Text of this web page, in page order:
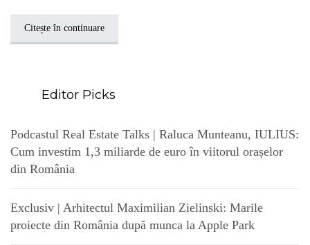
Citește în continuare
Editor Picks
Podcastul Real Estate Talks | Raluca Munteanu, IULIUS:
Cum investim 1,3 miliarde de euro în viitorul orașelor
din România
Exclusiv | Arhitectul Maximilian Zielinski: Marile
proiecte din România după munca la Apple Park